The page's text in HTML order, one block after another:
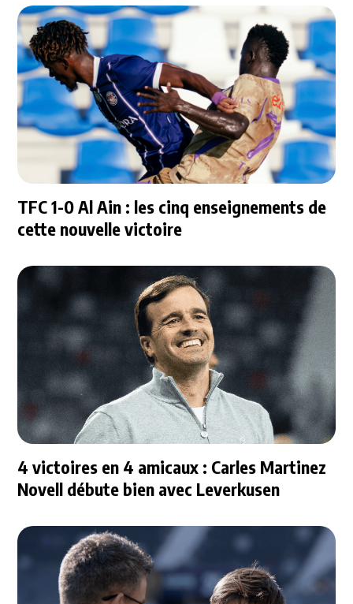
TFC 1-0 Al Ain : les cinq enseignements de
cette nouvelle victoire
4 victoires en 4 amicaux : Carles Martinez
Novell débute bien avec Leverkusen